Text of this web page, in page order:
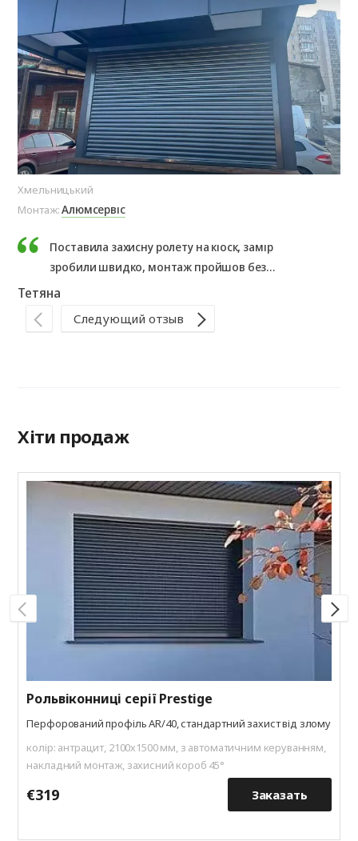
Хмельницький
Монтаж:Алюмсервіс
Поставила захисну ролету на кіоск, замір
зробили швидко, монтаж пройшов без
проблем. Результатом дуже задоволена,
Тетяна
Следующий отзыв
Хіти продаж
Рольвіконниці серії Prestige
Перфорований профіль AR/40, стандартний захист від злому
колір: антрацит, 2100х1500 мм, з автоматичним керуванням,
накладний монтаж, захисний короб 45°
€319 Заказать